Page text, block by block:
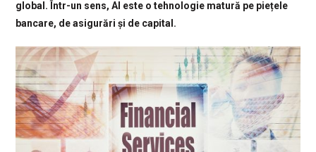
global. Într-un sens, AI este o tehnologie matură pe piețele
bancare, de asigurări și de capital.